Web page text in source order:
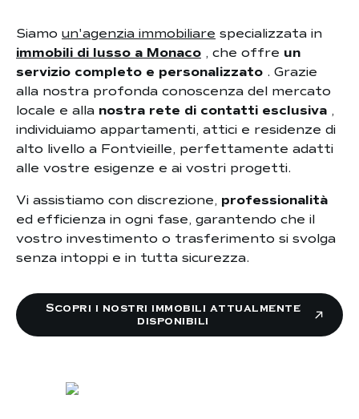
Siamo un'agenzia immobiliare specializzata in
immobili di lusso a Monaco , che offre un
servizio completo e personalizzato . Grazie
alla nostra profonda conoscenza del mercato
locale e alla nostra rete di contatti esclusiva ,
individuiamo appartamenti, attici e residenze di
alto livello a Fontvieille, perfettamente adatti
alle vostre esigenze e ai vostri progetti.
Vi assistiamo con discrezione, professionalità
ed efficienza in ogni fase, garantendo che il
vostro investimento o trasferimento si svolga
senza intoppi e in tutta sicurezza.
Scopri i nostri immobili attualmente
disponibili